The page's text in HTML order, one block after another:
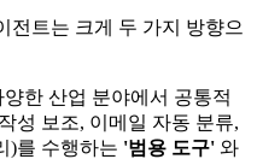
전트는 크게 두 가지 방향으
양한 산업 분야에서 공통적
성 보조, 이메일 자동 분류,
)를 수행하는 '범용 도구' 와